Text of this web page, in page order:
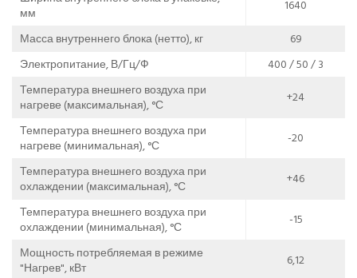
мм
1640
Масса внутреннего блока (нетто), кг
69
Электропитание, В/Гц/Ф
400 / 50 / 3
Температура внешнего воздуха при
нагреве (максимальная), °С
+24
Температура внешнего воздуха при
нагреве (минимальная), °С
-20
Температура внешнего воздуха при
охлаждении (максимальная), °С
+46
Температура внешнего воздуха при
охлаждении (минимальная), °С
-15
Мощность потребляемая в режиме
"Нагрев", кВт
6,12